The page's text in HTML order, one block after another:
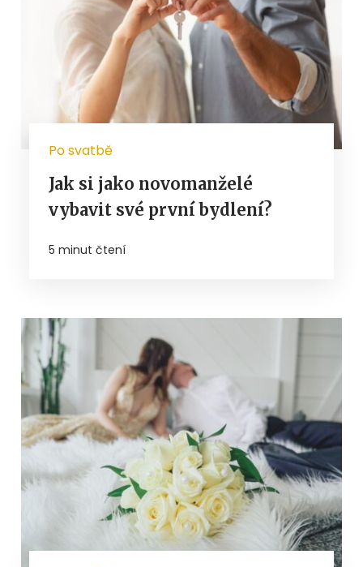
Po svatbě
Jak si jako novomanželé
vybavit své první bydlení?
5 minut čtení